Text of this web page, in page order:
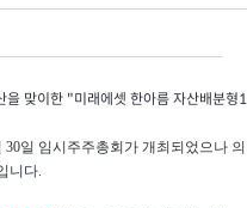
을 맞이한 "미래에셋 한아름 자산배분형
일 임시주주총회가 개최되었으나
니다.